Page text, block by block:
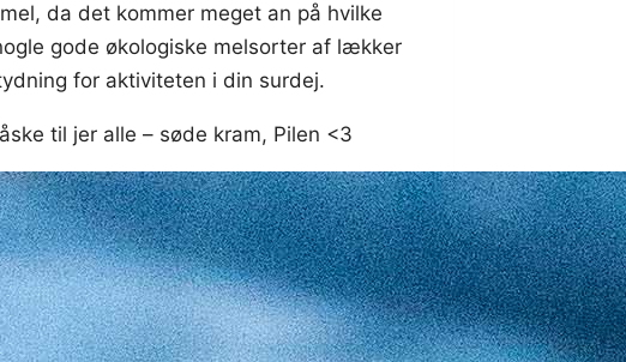
da det kommer meget an på hvilke
gode økologiske melsorter af lækker
for aktiviteten i din surdej.
til jer alle – søde kram, Pilen <3